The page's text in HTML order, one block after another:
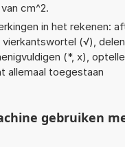
cm^2.
in het rekenen:
(√), delen
(*, x),
allemaal toegestaan
gebruiken